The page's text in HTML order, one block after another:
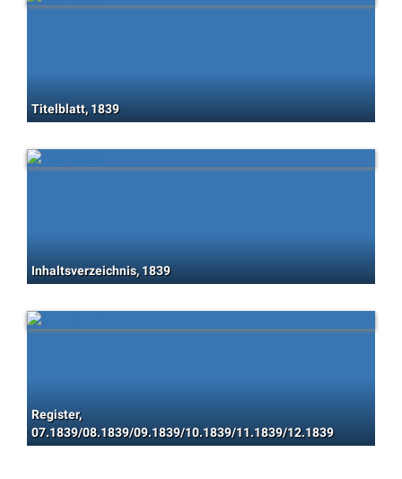
Titelblatt, 1839
Inhaltsverzeichnis, 1839
Register,
07.1839/08.1839/09.1839/10.1839/11.1839/12.1839